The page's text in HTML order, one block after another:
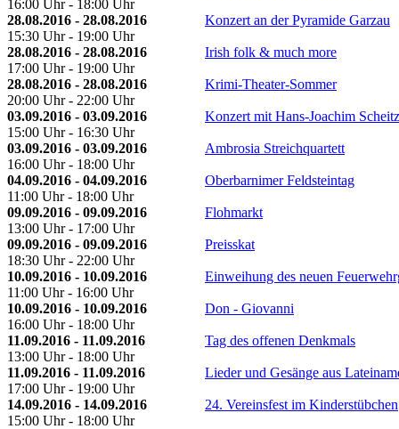
16:00 Uhr - 18:00 Uhr
28.08.2016 - 28.08.2016
15:30 Uhr - 19:00 Uhr
Konzert an der Pyramide Garzau
28.08.2016 - 28.08.2016
17:00 Uhr - 19:00 Uhr
Irish folk & much more
28.08.2016 - 28.08.2016
20:00 Uhr - 22:00 Uhr
Krimi-Theater-Sommer
03.09.2016 - 03.09.2016
15:00 Uhr - 16:30 Uhr
Konzert mit Hans-Joachim
03.09.2016 - 03.09.2016
16:00 Uhr - 18:00 Uhr
Ambrosia Streichquartett
04.09.2016 - 04.09.2016
11:00 Uhr - 18:00 Uhr
Oberbarnimer Feldsteintag
09.09.2016 - 09.09.2016
13:00 Uhr - 17:00 Uhr
Flohmarkt
09.09.2016 - 09.09.2016
18:30 Uhr - 22:00 Uhr
Preisskat
10.09.2016 - 10.09.2016
11:00 Uhr - 16:00 Uhr
Einweihung des neuen
10.09.2016 - 10.09.2016
16:00 Uhr - 18:00 Uhr
Don - Giovanni
11.09.2016 - 11.09.2016
13:00 Uhr - 18:00 Uhr
Tag des offenen Denkmals
11.09.2016 - 11.09.2016
17:00 Uhr - 19:00 Uhr
Lieder und Gesänge aus
14.09.2016 - 14.09.2016
15:00 Uhr - 18:00 Uhr
24. Vereinsfest im Kinderstübchen